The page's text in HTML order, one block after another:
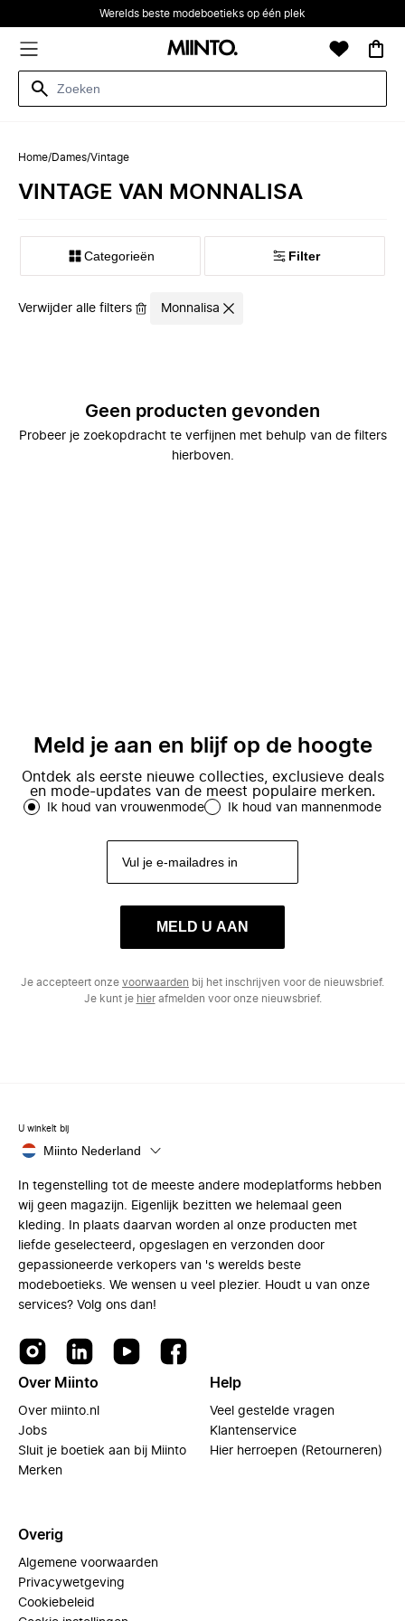
Werelds beste modeboetieks op één plek
Home/Dames/Vintage
VINTAGE VAN MONNALISA
Categorieën Filter
Verwijder alle filters Monnalisa
Geen producten gevonden
Probeer je zoekopdracht te verfijnen met behulp van de filters
hierboven.
Meld je aan en blijf op de hoogte
Ontdek als eerste nieuwe collecties, exclusieve deals
en mode-updates van de meest populaire merken.
Ik houd van vrouwenmode Ik houd van mannenmode
MELD U AAN
Je accepteert onze voorwaarden bij het inschrijven voor de nieuwsbrief.
Je kunt je hierafmelden voor onze nieuwsbrief.
U winkelt bij
Miinto Nederland
In tegenstelling tot de meeste andere modeplatforms hebben
wij geen magazijn. Eigenlijk bezitten we helemaal geen
kleding. In plaats daarvan worden al onze producten met
liefde geselecteerd, opgeslagen en verzonden door
gepassioneerde verkopers van 's werelds beste
modeboetieks. We wensen u veel plezier. Houdt u van onze
services? Volg ons dan!
Over Miinto
Over miinto.nl
Jobs
Sluit je boetiek aan bij Miinto
Merken
Help
Veel gestelde vragen
Klantenservice
Hier herroepen (Retourneren)
Overig
Algemene voorwaarden
Privacywetgeving
Cookiebeleid